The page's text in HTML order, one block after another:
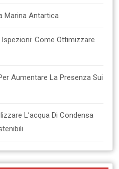
Marina Antartica
Come Ottimizzare
Aumentare La Presenza Sui
L’acqua Di Condensa